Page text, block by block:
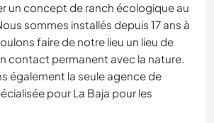
un concept de ranch écologique au
sommes installés depuis 17 ans à
faire de notre lieu un lieu de
contact permanent avec la nature.
également la seule agence de
pour La Baja pour les